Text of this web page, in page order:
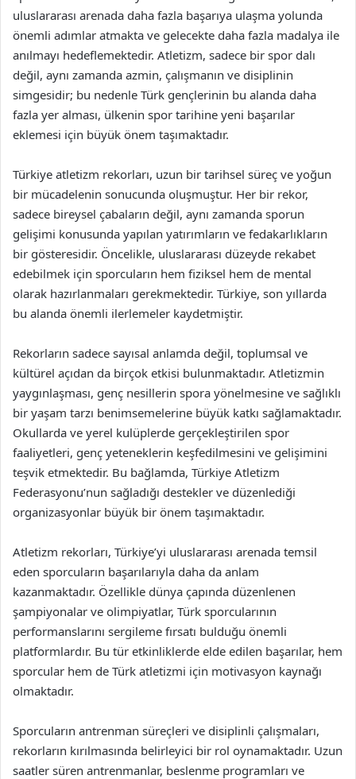
uluslararası arenada daha fazla başarıya ulaşma yolunda
önemli adımlar atmakta ve gelecekte daha fazla madalya ile
anılmayı hedeflemektedir. Atletizm, sadece bir spor dalı
değil, aynı zamanda azmin, çalışmanın ve disiplinin
simgesidir; bu nedenle Türk gençlerinin bu alanda daha
fazla yer alması, ülkenin spor tarihine yeni başarılar
eklemesi için büyük önem taşımaktadır.
Türkiye atletizm rekorları, uzun bir tarihsel süreç ve yoğun
bir mücadelenin sonucunda oluşmuştur. Her bir rekor,
sadece bireysel çabaların değil, aynı zamanda sporun
gelişimi konusunda yapılan yatırımların ve fedakarlıkların
bir gösteresidir. Öncelikle, uluslararası düzeyde rekabet
edebilmek için sporcuların hem fiziksel hem de mental
olarak hazırlanmaları gerekmektedir. Türkiye, son yıllarda
bu alanda önemli ilerlemeler kaydetmiştir.
Rekorların sadece sayısal anlamda değil, toplumsal ve
kültürel açıdan da birçok etkisi bulunmaktadır. Atletizmin
yaygınlaşması, genç nesillerin spora yönelmesine ve sağlıklı
bir yaşam tarzı benimsemelerine büyük katkı sağlamaktadır.
Okullarda ve yerel kulüplerde gerçekleştirilen spor
faaliyetleri, genç yeteneklerin keşfedilmesini ve gelişimini
teşvik etmektedir. Bu bağlamda, Türkiye Atletizm
Federasyonu’nun sağladığı destekler ve düzenlediği
organizasyonlar büyük bir önem taşımaktadır.
Atletizm rekorları, Türkiye’yi uluslararası arenada temsil
eden sporcuların başarılarıyla daha da anlam
kazanmaktadır. Özellikle dünya çapında düzenlenen
şampiyonalar ve olimpiyatlar, Türk sporcularının
performanslarını sergileme fırsatı bulduğu önemli
platformlardır. Bu tür etkinliklerde elde edilen başarılar, hem
sporcular hem de Türk atletizmi için motivasyon kaynağı
olmaktadır.
Sporcuların antrenman süreçleri ve disiplinli çalışmaları,
rekorların kırılmasında belirleyici bir rol oynamaktadır. Uzun
saatler süren antrenmanlar, beslenme programları ve